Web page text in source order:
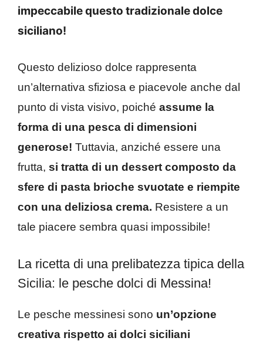
impeccabile questo tradizionale dolce
siciliano!
Questo delizioso dolce rappresenta
un’alternativa sfiziosa e piacevole anche dal
punto di vista visivo, poiché assume la
forma di una pesca di dimensioni
generose! Tuttavia, anziché essere una
frutta, si tratta di un dessert composto da
sfere di pasta brioche svuotate e riempite
con una deliziosa crema. Resistere a un
tale piacere sembra quasi impossibile!
La ricetta di una prelibatezza tipica della
Sicilia: le pesche dolci di Messina!
Le pesche messinesi sono un’opzione
creativa rispetto ai dolci siciliani